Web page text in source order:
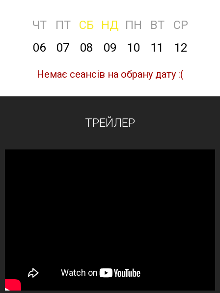
ЧТ ПТ СБ НД ПН ВТ
СР
06
07 08 09 10 11 12
Немає сеансів на обрану дату :(
ТРЕЙЛЕР